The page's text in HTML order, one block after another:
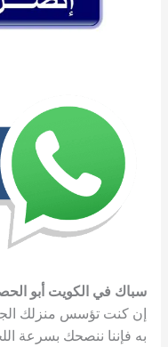
سباك في الكويت أبو
إن كنت تؤسس منزلك
به فإننا ننصحك بسرعة